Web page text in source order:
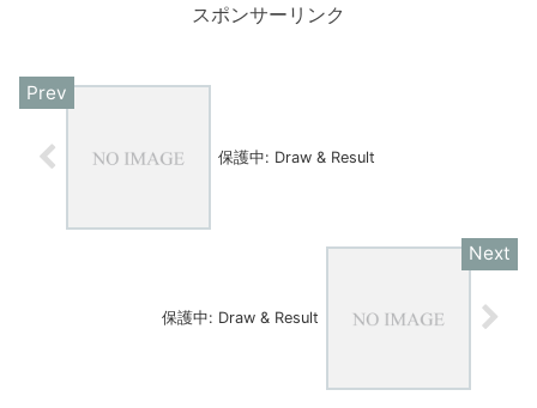
スポンサーリンク
保護中: Draw & Result
保護中: Draw & Result